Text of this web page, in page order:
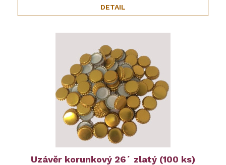
DETAIL
Uzávěr korunkový 26´ zlatý (100 ks)